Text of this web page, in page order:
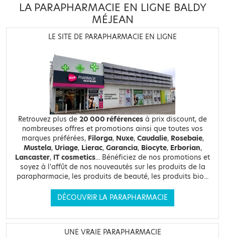
LA PARAPHARMACIE EN LIGNE BALDY
MÉJEAN
LE SITE DE PARAPHARMACIE EN LIGNE
Retrouvez plus de 20 000 références à prix discount, de
nombreuses offres et promotions ainsi que toutes vos
marques préférées, Filorga, Nuxe, Caudalie, Rosebaie,
Mustela, Uriage, Lierac, Garancia, Biocyte, Erborian,
Lancaster, IT cosmetics... Bénéficiez de nos promotions et
soyez à l'affût de nos nouveautés sur les produits de la
parapharmacie, les produits de beauté, les produits bio...
DÉCOUVRIR LA PARAPHARMACIE
UNE VRAIE PARAPHARMACIE